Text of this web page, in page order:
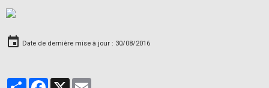
Date de dernière mise à jour : 30/08/2016
PartagerFacebook